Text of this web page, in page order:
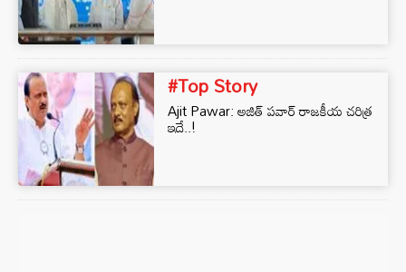
#Top Story
Ajit Pawar: అజిత్ పవార్ రాజకీయ చరిత్ర
ఇదే..!